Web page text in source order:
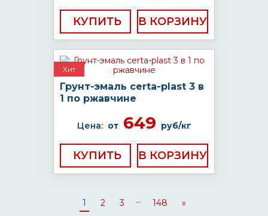
КУПИТЬ
Хит
Грунт-эмаль certa-plast 3 в
1 по ржавчине
Цена: от649 руб/кг
КУПИТЬ
1 2 3 ... 148 »